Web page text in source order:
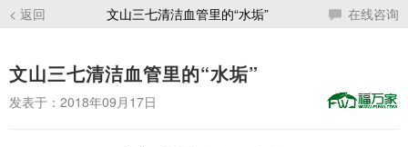
< 返回 文山三七清洁血管里的“水垢” 在线咨询
文山三七清洁血管里的“水垢”
发表于：2018年09月17日